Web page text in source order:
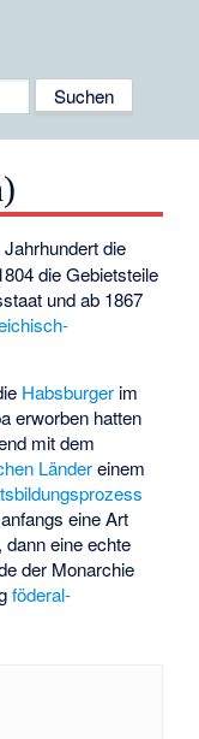
die
die Gebietsteile
und ab 1867
Habsburger im
erworben hatten
mit dem
Ländereinem
eine Art
dann eine echte
der Monarchie
föderal-